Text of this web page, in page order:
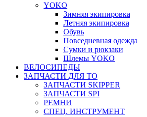
YOKO
Зимняя экипировка
Летняя экипировка
Обувь
Повседневная одежда
Сумки и рюкзаки
Шлемы YOKO
ВЕЛОСИПЕДЫ
ЗАПЧАСТИ ДЛЯ ТО
ЗАПЧАСТИ SKIPPER
ЗАПЧАСТИ SPI
РЕМНИ
СПЕЦ. ИНСТРУМЕНТ